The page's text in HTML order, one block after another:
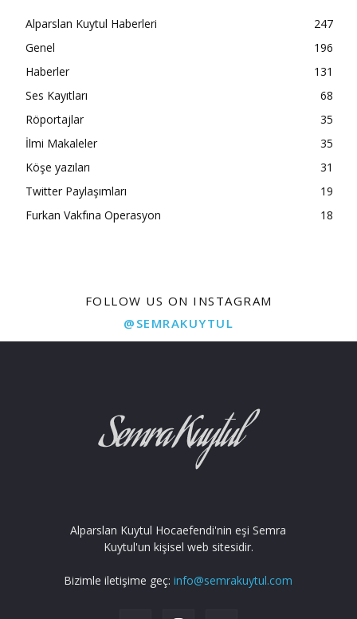
Alparslan Kuytul Haberleri
247
Genel
196
Haberler
131
Ses Kayıtları
68
Röportajlar
35
İlmi Makaleler
35
Köşe yazıları
31
Twitter Paylaşımları
19
Furkan Vakfına Operasyon
18
FOLLOW US ON INSTAGRAM
@SEMRAKUYTUL
Alparslan Kuytul Hocaefendi'nin eşi Semra
Kuytul'un kişisel web sitesidir.
Bizimle iletişime geç:info@semrakuytul.com